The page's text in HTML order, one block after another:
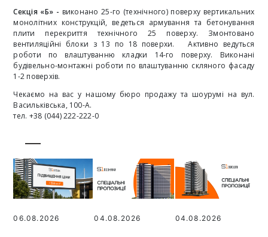
Секція «Б» - виконано 25-го (технічного) поверху вертикальних
монолітних конструкцій, ведеться армування та бетонування
плити перекриття технічного 25 поверху. Змонтовано
вентиляційні блоки з 13 по 18 поверхи. Активно ведуться
роботи по влаштуванню кладки 14-го поверху. Виконані
будівельно-монтажні роботи по влаштуванню скляного фасаду
1-2 поверхів.
Чекаємо на вас у нашому бюро продажу та шоурумі на вул.
Васильківська, 100-А.
тел. +38 (044) 222-222-0
06.08.2026 04.08.2026 04.08.2026